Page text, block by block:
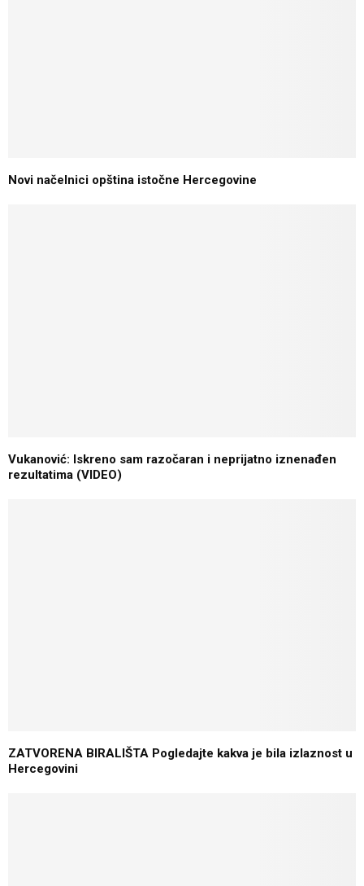
Novi načelnici opština istočne Hercegovine
Vukanović: Iskreno sam razočaran i neprijatno iznenađen
rezultatima (VIDEO)
ZATVORENA BIRALIŠTA Pogledajte kakva je bila izlaznost u
Hercegovini